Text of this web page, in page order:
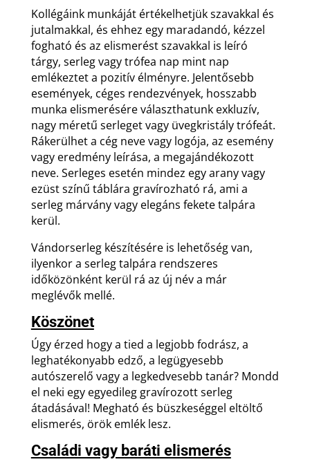
Kollégáink munkáját értékelhetjük szavakkal és
jutalmakkal, és ehhez egy maradandó, kézzel
fogható és az elismerést szavakkal is leíró
tárgy, serleg vagy trófea nap mint nap
emlékeztet a pozitív élményre. Jelentősebb
események, céges rendezvények, hosszabb
munka elismerésére választhatunk exkluzív,
nagy méretű serleget vagy üvegkristály trófeát.
Rákerülhet a cég neve vagy logója, az esemény
vagy eredmény leírása, a megajándékozott
neve. Serleges esetén mindez egy arany vagy
ezüst színű táblára gravírozható rá, ami a
serleg márvány vagy elegáns fekete talpára
kerül.
Vándorserleg készítésére is lehetőség van,
ilyenkor a serleg talpára rendszeres
időközönként kerül rá az új név a már
meglévők mellé.
Köszönet
Úgy érzed hogy a tied a legjobb fodrász, a
leghatékonyabb edző, a legügyesebb
autószerelő vagy a legkedvesebb tanár? Mondd
el neki egy egyedileg gravírozott serleg
átadásával! Megható és büszkeséggel eltöltő
elismerés, örök emlék lesz.
Családi vagy baráti elismerés